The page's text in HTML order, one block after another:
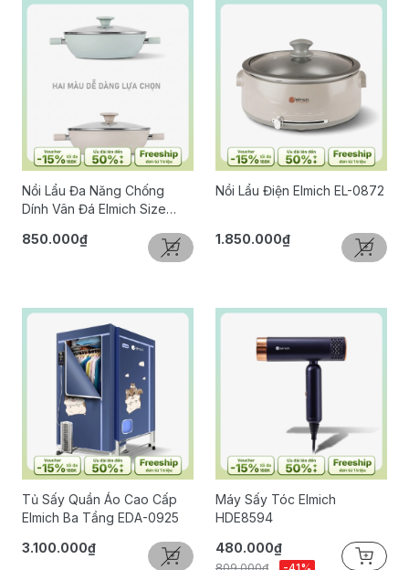
Nồi Lẩu Đa Năng Chống
Dính Vân Đá Elmich Size
850.000₫
Nồi Lẩu Điện Elmich EL-0872
1.850.000₫
Tủ Sấy Quần Áo Cao Cấp
Elmich Ba Tầng EDA-0925
3.100.000₫
Máy Sấy Tóc Elmich
HDE8594
480.000₫